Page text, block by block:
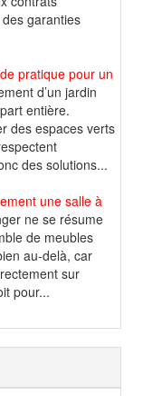
garanties
pratique pour un
d’un jardin
entière.
des espaces verts
des solutions...
une salle à
ne se résume
de meubles
au-delà, car
sur
pour...